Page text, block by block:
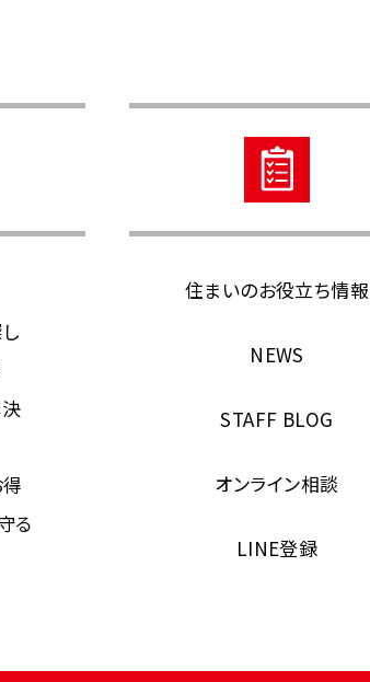
る
住まいのお役立ち情報
NEWS
STAFF BLOG
オンライン相談
LINE登録